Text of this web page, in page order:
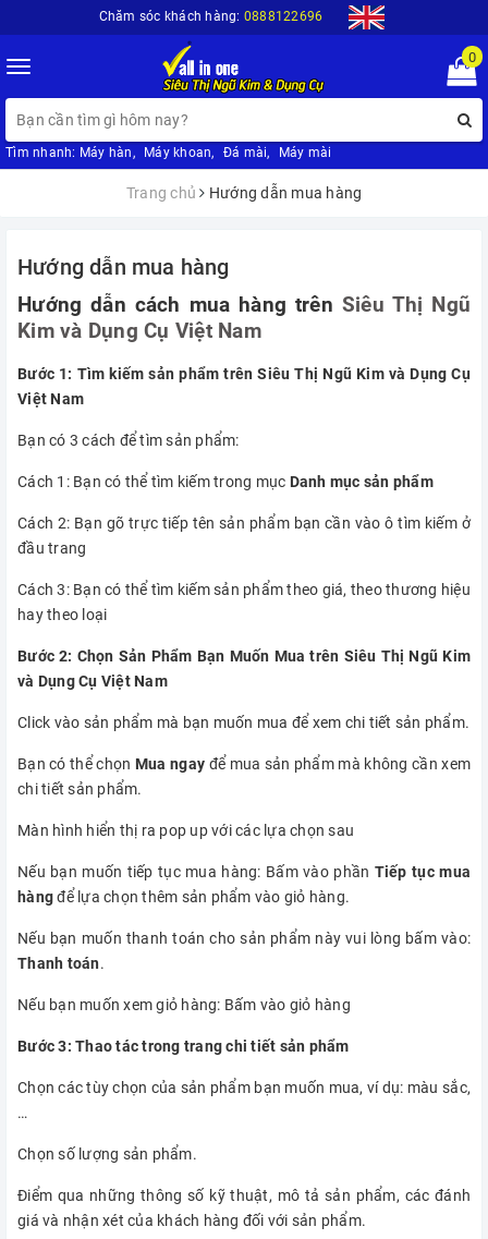
Chăm sóc khách hàng: 0888122696
Toggle
navigation
0
Tìm nhanh: Máy hàn, Máy khoan, Đá mài, Máy mài
Trang chủ Hướng dẫn mua hàng
Hướng dẫn mua hàng
Hướng dẫn cách mua hàng trên Siêu Thị Ngũ
Kim và Dụng Cụ Việt Nam
Bước 1: Tìm kiếm sản phẩm trên Siêu Thị Ngũ Kim và Dụng Cụ
Việt Nam
Bạn có 3 cách để tìm sản phẩm:
Cách 1: Bạn có thể tìm kiếm trong mục Danh mục sản phẩm
Cách 2: Bạn gõ trực tiếp tên sản phẩm bạn cần vào ô tìm kiếm ở
đầu trang
Cách 3: Bạn có thể tìm kiếm sản phẩm theo giá, theo thương hiệu
hay theo loại
Bước 2: Chọn Sản Phẩm Bạn Muốn Mua trên Siêu Thị Ngũ Kim
và Dụng Cụ Việt Nam
Click vào sản phẩm mà bạn muốn mua để xem chi tiết sản phẩm.
Bạn có thể chọn Mua ngay để mua sản phẩm mà không cần xem
chi tiết sản phẩm.
Màn hình hiển thị ra pop up với các lựa chọn sau
Nếu bạn muốn tiếp tục mua hàng: Bấm vào phần Tiếp tục mua
hàngđể lựa chọn thêm sản phẩm vào giỏ hàng.
Nếu bạn muốn thanh toán cho sản phẩm này vui lòng bấm vào:
Thanh toán.
Nếu bạn muốn xem giỏ hàng: Bấm vào giỏ hàng
Bước 3: Thao tác trong trang chi tiết sản phẩm
Chọn các tùy chọn của sản phẩm bạn muốn mua, ví dụ: màu sắc,
…
Chọn số lượng sản phẩm.
Điểm qua những thông số kỹ thuật, mô tả sản phẩm, các đánh
giá và nhận xét của khách hàng đối với sản phẩm.